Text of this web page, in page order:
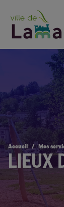
Accueil Mes
LIEUX